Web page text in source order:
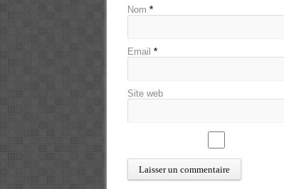
Nom *
Email *
Site web